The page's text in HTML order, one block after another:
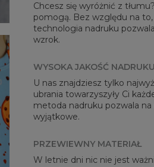
Chcesz się wyróżnić z
pomogą. Bez względu na
technologia nadruku
wzrok.
WYSOKA JAKOŚĆ NADRUKU
U nas znajdziesz tylko
ubrania towarzyszyły Ci
metoda nadruku pozwala na
wyjątkowe.
PRZEWIEWNY MATERIAŁ
W letnie dni nic nie jest